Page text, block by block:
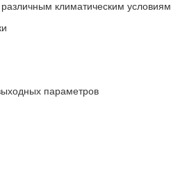
климатическим условиям
параметров